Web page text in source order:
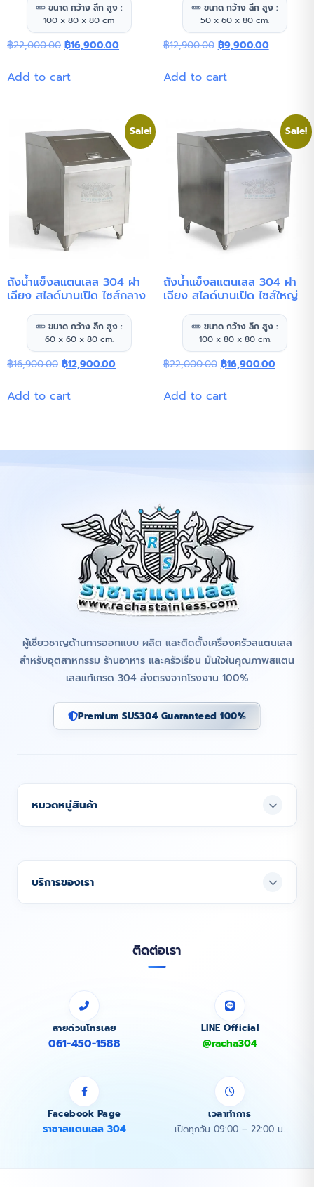
ขนาด กว้าง ลึก สูง :
100 x 80 x 80 cm
฿22,000.00 ฿16,900.00
Add to cart
ขนาด กว้าง ลึก สูง :
50 x 60 x 80 cm.
฿12,900.00 ฿9,900.00
Add to cart
Sale!
ถังน้ำแข็งสแตนเลส 304 ฝา
เฉียง สไลด์บานเปิด ไซส์กลาง
ขนาด กว้าง ลึก สูง :
60 x 60 x 80 cm.
฿16,900.00 ฿12,900.00
Add to cart
Sale!
ถังน้ำแข็งสแตนเลส 304 ฝา
เฉียง สไลด์บานเปิด ไซส์ใหญ่
ขนาด กว้าง ลึก สูง :
100 x 80 x 80 cm.
฿22,000.00 ฿16,900.00
Add to cart
ผู้เชี่ยวชาญด้านการออกแบบ ผลิต และติดตั้งเครื่องครัวสแตนเลส
สำหรับอุตสาหกรรม ร้านอาหาร และครัวเรือน มั่นใจในคุณภาพสแตน
เลสแท้เกรด 304 ส่งตรงจากโรงงาน 100%
Premium SUS304 Guaranteed 100%
หมวดหมู่สินค้า
บริการของเรา
ติดต่อเรา
สายด่วนโทรเลย
061-450-1588
LINE Official
@racha304
Facebook Page
ราชาสแตนเลส 304
เวลาทำการ
เปิดทุกวัน 09:00 – 22:00 น.